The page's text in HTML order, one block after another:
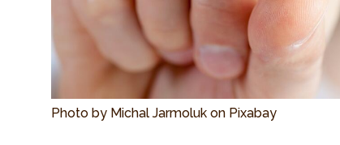
Photo by Michal Jarmoluk on Pixabay